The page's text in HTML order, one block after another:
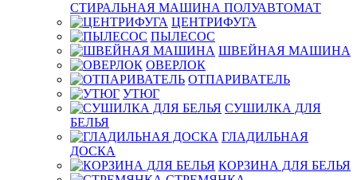
СТИРАЛЬНАЯ МАШИНА ПОЛУАВТОМАТ
ЦЕНТРИФУГА
ПЫЛЕСОС
ШВЕЙНАЯ МАШИНА
ОВЕРЛОК
ОТПАРИВАТЕЛЬ
УТЮГ
СУШИЛКА ДЛЯ
БЕЛЬЯ
ГЛАДИЛЬНАЯ
ДОСКА
КОРЗИНА ДЛЯ БЕЛЬЯ